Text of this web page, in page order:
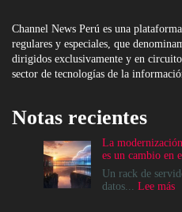
Channel News Perú es una
regulares y especiales, que
dirigidos exclusivamente y en
sector de tecnologías de la
Notas recientes
La
es un cambio en
Un rack de
datos... Lee más: